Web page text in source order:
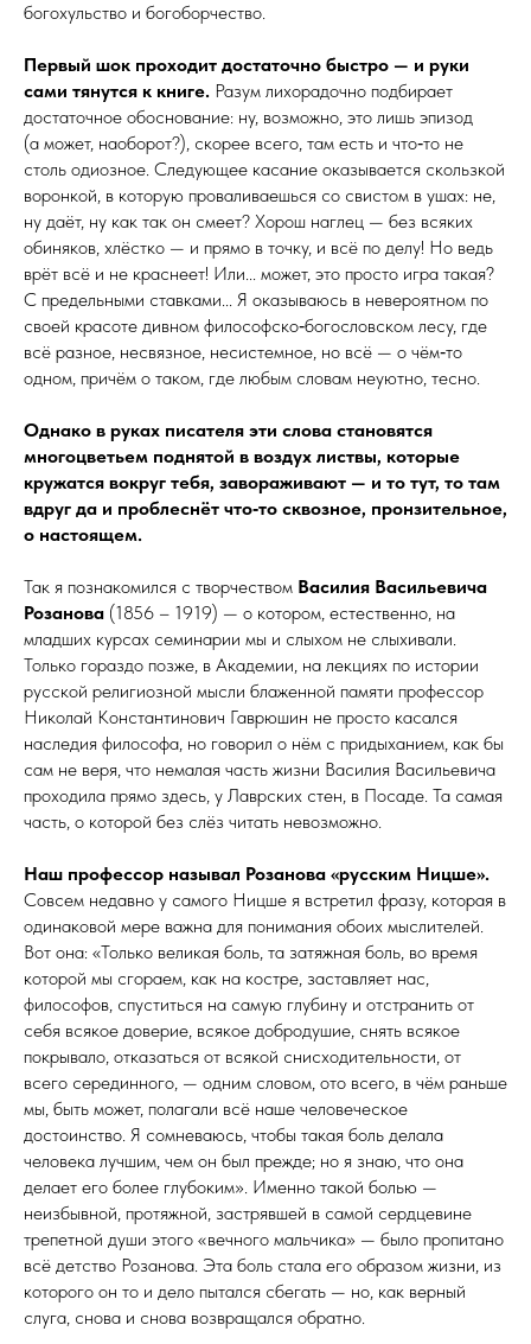
богохульство и богоборчество.
Первый шок проходит достаточно быстро — и руки
сами тянутся к книге. Разум лихорадочно подбирает
достаточное обоснование: ну, возможно, это лишь эпизод
(а может, наоборот?), скорее всего, там есть и что‑то не
столь одиозное. Следующее касание оказывается скользкой
воронкой, в которую проваливаешься со свистом в ушах: не,
ну даёт, ну как так он смеет? Хорош наглец — без всяких
обиняков, хлёстко — и прямо в точку, и всё по делу! Но ведь
врёт всё и не краснеет! Или... может, это просто игра такая?
С предельными ставками... Я оказываюсь в невероятном по
своей красоте дивном философско‑богословском лесу, где
всё разное, несвязное, несистемное, но всё — о чём‑то
одном, причём о таком, где любым словам неуютно, тесно.
Однако в руках писателя эти слова становятся
многоцветьем поднятой в воздух листвы, которые
кружатся вокруг тебя, завораживают — и то тут, то там
вдруг да и проблеснёт что‑то сквозное, пронзи­тель­ное,
о настоящем.
Так я познакомился с творчеством Василия Васильевича
Розанова (1856 – 1919) — о котором, естественно, на
младших курсах семинарии мы и слыхом не слыхивали.
Только гораздо позже, в Академии, на лекциях по истории
русской религиозной мысли блаженной памяти профессор
Николай Константинович Гаврюшин не просто касался
наследия философа, но говорил о нём с придыханием, как бы
сам не веря, что немалая часть жизни Василия Васильевича
проходила прямо здесь, у Лаврских стен, в Посаде. Та самая
часть, о которой без слёз читать невозможно.
Наш профессор называл Розанова «русским Ницше».
Совсем недавно у самого Ницше я встретил фразу, которая в
одинаковой мере важна для понимания обоих мыслителей.
Вот она: «Только великая боль, та затяжная боль, во время
которой мы сгораем, как на костре, заставляет нас,
философов, спуститься на самую глубину и отстранить от
себя всякое доверие, всякое добродушие, снять всякое
покрывало, отказаться от всякой снисходительности, от
всего серединного, — одним словом, ото всего, в чём раньше
мы, быть может, полагали всё наше человеческое
достоинство. Я сомневаюсь, чтобы такая боль делала
человека лучшим, чем он был прежде; но я знаю, что она
делает его более глубоким». Именно такой болью —
неизбывной, протяжной, застрявшей в самой сердцевине
трепетной души этого «вечного мальчика» — было пропитано
всё детство Розанова. Эта боль стала его образом жизни, из
которого он то и дело пытался сбегать — но, как верный
слуга, снова и снова возвращался ­обратно.